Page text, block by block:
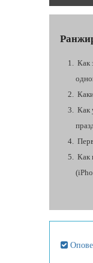
Как
Как
Как